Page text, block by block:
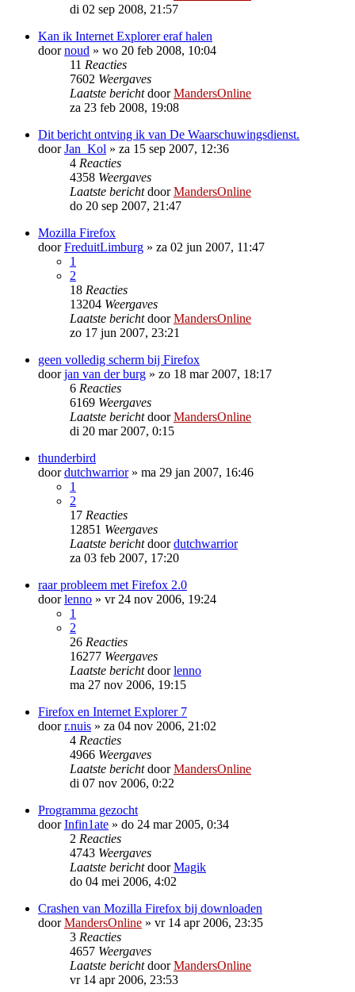
di 02 sep 2008, 21:57
Kan ik Internet Explorer eraf halen
doornoud » wo 20 feb 2008, 10:04
11 Reacties
7602 Weergaves
Laatste berichtdoorMandersOnline
za 23 feb 2008, 19:08
Dit bericht ontving ik van De Waarschuwingsdienst.
doorJan_Kol » za 15 sep 2007, 12:36
4 Reacties
4358 Weergaves
Laatste berichtdoorMandersOnline
do 20 sep 2007, 21:47
Mozilla Firefox
doorFreduitLimburg » za 02 jun 2007, 11:47
1
2
18 Reacties
13204 Weergaves
Laatste berichtdoorMandersOnline
zo 17 jun 2007, 23:21
geen volledig scherm bij Firefox
doorjan van der burg » zo 18 mar 2007, 18:17
6 Reacties
6169 Weergaves
Laatste berichtdoorMandersOnline
di 20 mar 2007, 0:15
thunderbird
doordutchwarrior» ma 29 jan 2007, 16:46
1
2
17 Reacties
12851 Weergaves
Laatste berichtdoordutchwarrior
za 03 feb 2007, 17:20
raar probleem met Firefox 2.0
doorlenno » vr 24 nov 2006, 19:24
1
2
26 Reacties
16277 Weergaves
Laatste berichtdoorlenno
ma 27 nov 2006, 19:15
Firefox en Internet Explorer 7
doorr.nuis » za 04 nov 2006, 21:02
4 Reacties
4966 Weergaves
Laatste berichtdoorMandersOnline
di 07 nov 2006, 0:22
Programma gezocht
doorInfin1ate » do 24 mar 2005, 0:34
2 Reacties
4743 Weergaves
Laatste berichtdoorMagik
do 04 mei 2006, 4:02
Crashen van Mozilla Firefox bij downloaden
doorMandersOnline » vr 14 apr 2006, 23:35
3 Reacties
4657 Weergaves
Laatste berichtdoorMandersOnline
vr 14 apr 2006, 23:53